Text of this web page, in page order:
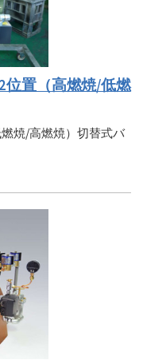
置（高燃焼/低燃
焼/高燃焼）切替式バ